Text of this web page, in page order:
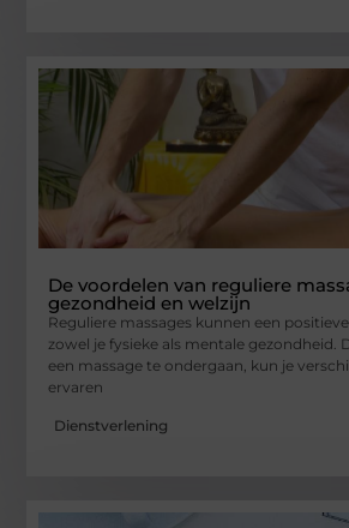
De voordelen van reguliere
gezondheid en welzijn
Reguliere massages kunnen een
zowel je fysieke als mentale gezondheid.
een massage te ondergaan, kun je
ervaren
Dienstverlening